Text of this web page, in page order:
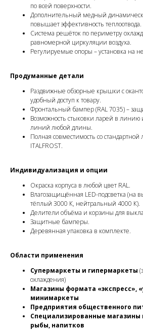
по всей поверхности.
Дополнительный медный
повышает эффективность теплоотвода.
Система решёток по периметру
равномерной циркуляции воздуха.
Регулируемые опоры – установка на
Продуманные детали
Раздвижные обзорные крышки с
удобный доступ к товару.
Фронтальный бампер (RAL 7035) –
Возможность стыковки ларей в линию
линий любой длины.
Полная совместимость со
ITALFROST.
Индивидуализация и опции
Окраска корпуса в любой цвет RAL.
Влагозащищённая LED-подсветка (на
тёплый 3000 К, нейтральный 4000 К).
Делители объёма и корзины для
Защитные бамперы.
Деревянная упаковка в комплекте.
Области применения
Супермаркеты и гипермаркеты
охлаждения)
Магазины формата «экспресс»,
минимаркеты
Предприятия общественного
Специализированные магазины
рыбы, напитков